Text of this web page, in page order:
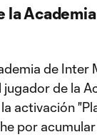
de Inter
de la
activación
por